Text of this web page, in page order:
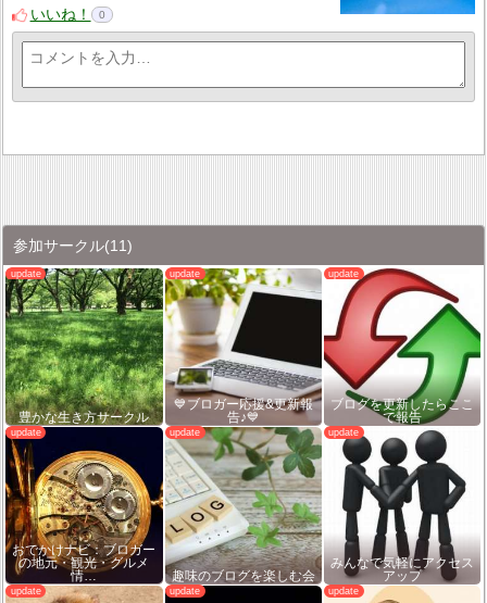
いいね！
0
参加サークル(11)
豊かな生き方サークル
💙ブロガー応援&更新報
告♪💙
ブログを更新したらここ
で報告
おでかけナビ：ブロガー
の地元・観光・グルメ
情…
趣味のブログを楽しむ会
みんなで気軽にアクセス
アップ